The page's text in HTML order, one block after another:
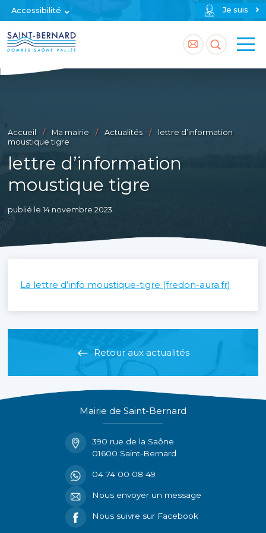
Accessibilité Je suis
Accéder
à
contact
Accéder
à
Accueil Ma mairie Actualités
lettre d’information
moustique tigre
lettre d’information
moustique tigre
publié le 14 novembre 2023
La lettre d’info moustique-tigre (fredon-aura.fr)
Retour aux actualités
Mairie de Saint-Bernard
390 rue de la Saône
01600 Saint-Bernard
04 74 00 08 49
Nous envoyer un message
Nous suivre sur Facebook